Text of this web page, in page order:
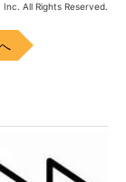
All Rights Reserved.